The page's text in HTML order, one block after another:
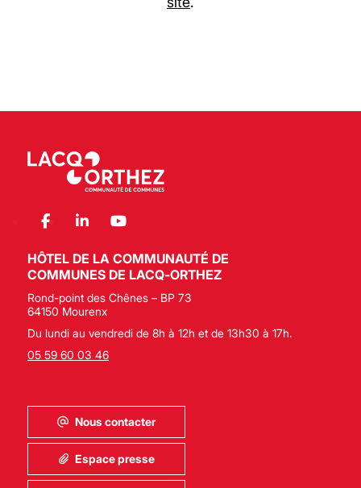
HÔTEL DE LA COMMUNAUTÉ DE
COMMUNES DE LACQ-ORTHEZ
Rond-point des Chênes – BP 73
64150 Mourenx
Du lundi au vendredi de 8h à 12h et de 13h30 à 17h.
05 59 60 03 46
Nous contacter
Espace presse